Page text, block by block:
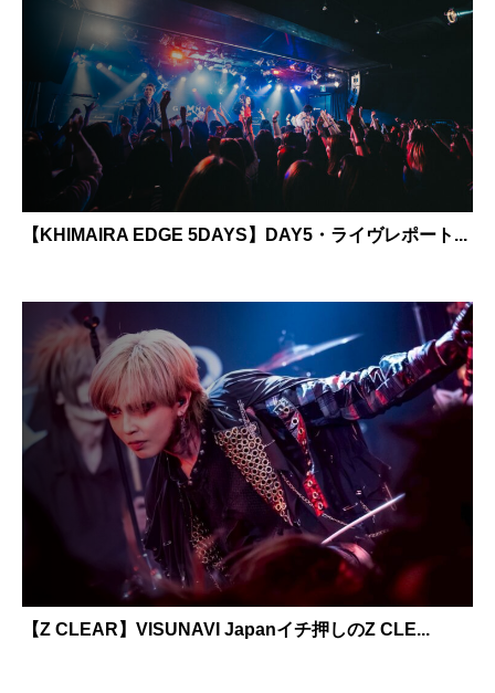
【KHIMAIRA EDGE 5DAYS】DAY5・ライヴレポート...
【Z CLEAR】VISUNAVI Japanイチ押しのZ CLE...